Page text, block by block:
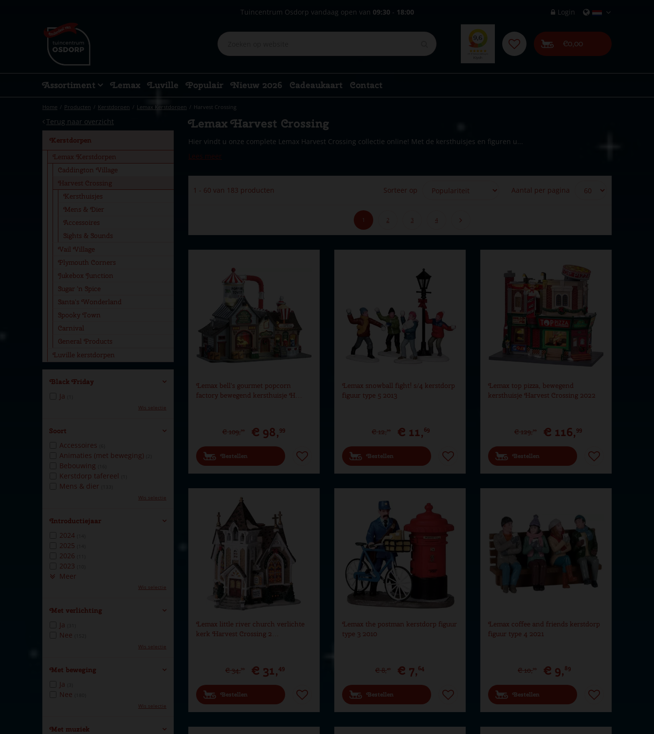
Home Producten Kerstdorpen Lemax Kerstdorpen Harvest Crossing
Tuincentrum Osdorp vandaag open van 09:30 - 18:00 Login
€0,00
Assortiment Lemax Luville Populair Nieuw 2026 Cadeaukaart Contact
Lemax Harvest Crossing
Hier vindt u onze complete Lemax Harvest Crossing collectie online! Met de kersthuisjes en figuren u...
Lees meer
1 - 60 van 183 producten Aantal per pagina
Sorteer op
1 2 3 4
Lemax bell's gourmet popcorn
factory bewegend kersthuisje H…
€ 109,99 € 98,99
Bestellen
Lemax snowball fight! s/4 kerstdorp
figuur type 5 2013
€ 12,99 € 11,69
Bestellen
Lemax top pizza, bewegend
kersthuisje Harvest Crossing 2022
€ 129,99 € 116,99
Bestellen
Lemax little river church verlichte
kerk Harvest Crossing 2…
€ 34,99 € 31,49
Bestellen
Lemax the postman kerstdorp figuur
type 3 2010
€ 8,49 € 7,64
Bestellen
Lemax coffee and friends kerstdorp
figuur type 4 2021
€ 10,99 € 9,89
Bestellen
Terug naar overzicht
Kerstdorpen
Lemax Kerstdorpen
Caddington Village
Harvest Crossing
Kersthuisjes
Mens & Dier
Accessoires
Sights & Sounds
Vail Village
Plymouth Corners
Jukebox Junction
Sugar 'n Spice
Santa's Wonderland
Spooky Town
Carnival
General Products
Luville kerstdorpen
Black Friday
Ja
Wis selectie
Soort
Accessoires
Animaties (met beweging)
Bebouwing
Kerstdorp tafereel
Mens & dier
Wis selectie
Introductiejaar
2024
2025
2026
2023
Meer
Wis selectie
Met verlichting
Ja
Nee
Wis selectie
Met beweging
Ja
Nee
Wis selectie
Met muziek